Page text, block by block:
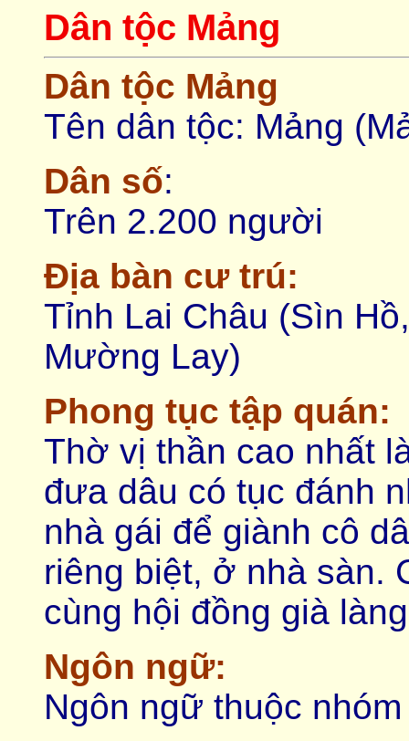
Dân tộc Mảng
Dân tộc Mảng
Tên dân tộc: Mảng
Dân số:
Trên 2.200 người
Ðịa bàn cư trú:
Tỉnh Lai Châu (Sìn
Mường Lay)
Phong tục tập quán:
Thờ vị thần cao nhất
đưa dâu có tục đánh
nhà gái để giành cô
riêng biệt, ở nhà sàn.
cùng hội đồng già
Ngôn ngữ:
Ngôn ngữ thuộc